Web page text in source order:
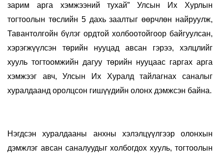
зарим арга хэмжээний тухай” Улсын Их Хурлын
тогтоолын төслийн 5 дахь заалтыг өөрчлөн найруулж,
Тавантолгойн бүлэг ордтой холбоотойгоор байгуулсан,
хэрэгжүүлсэн төрийн нууцад авсан гэрээ, хэлцлийг
хууль тогтоомжийн дагуу төрийн нууцаас гаргах арга
хэмжээг авч, Улсын Их Хуралд тайлагнах саналыг
хуралдаанд оролцсон гишүүдийн олонх дэмжсэн байна.
Нэгдсэн хуралдааны анхны хэлэлцүүлгээр олонхын
дэмжлэг авсан саналуудыг холбогдох хууль, тогтоолын